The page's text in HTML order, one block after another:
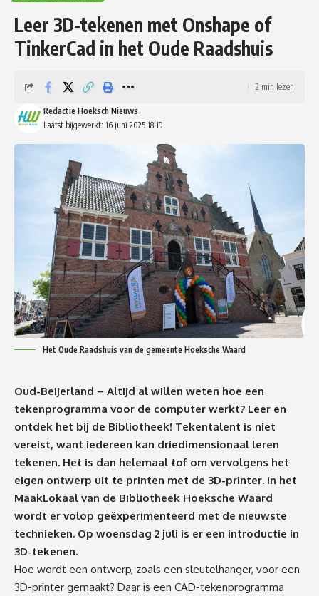
Leer 3D-tekenen met Onshape of
TinkerCad in het Oude Raadshuis
Laatst bijgewerkt: 16 juni 2025 18:19
Redactie Hoeksch Nieuws
2 min lezen
Het Oude Raadshuis van de gemeente Hoeksche Waard
Oud-Beijerland – Altijd al willen weten hoe een
tekenprogramma voor de computer werkt? Leer en
ontdek het bij de Bibliotheek! Tekentalent is niet
vereist, want iedereen kan driedimensionaal leren
tekenen. Het is dan helemaal tof om vervolgens het
eigen ontwerp uit te printen met de 3D-printer. In het
MaakLokaal van de Bibliotheek Hoeksche Waard
wordt er volop geëxperimenteerd met de nieuwste
technieken. Op woensdag 2 juli is er een introductie in
3D-tekenen.
Hoe wordt een ontwerp, zoals een sleutelhanger, voor een
3D-printer gemaakt? Daar is een CAD-tekenprogramma